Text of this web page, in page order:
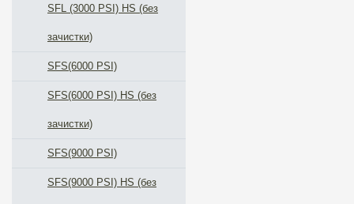
SFL (3000 PSI) HS (без
зачистки)
SFS(6000 PSI)
SFS(6000 PSI) HS (без
зачистки)
SFS(9000 PSI)
SFS(9000 PSI) HS (без